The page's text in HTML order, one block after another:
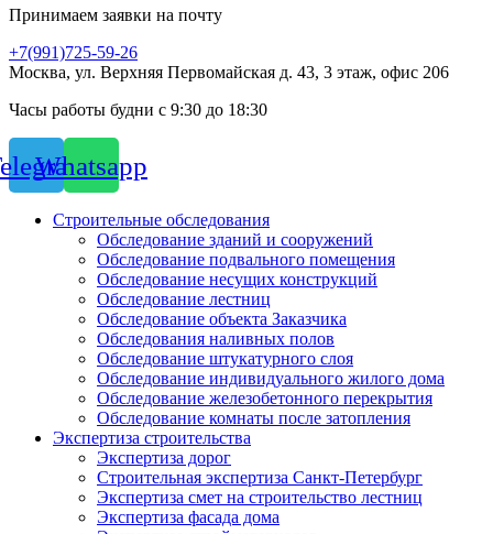
Принимаем заявки на почту
+7(991)725-59-26
Москва, ул. Верхняя Первомайская д. 43, 3 этаж, офис 206
Часы работы будни с 9:30 до 18:30
Whatsapp
Строительные обследования
Обследование зданий и сооружений
Обследование подвального помещения
Обследование несущих конструкций
Обследование лестниц
Обследование объекта Заказчика
Обследования наливных полов
Обследование штукатурного слоя
Обследование индивидуального жилого дома
Обследование железобетонного перекрытия
Обследование комнаты после затопления
Экспертиза строительства
Экспертиза дорог
Строительная экспертиза Санкт-Петербург
Экспертиза смет на строительство лестниц
Экспертиза фасада дома